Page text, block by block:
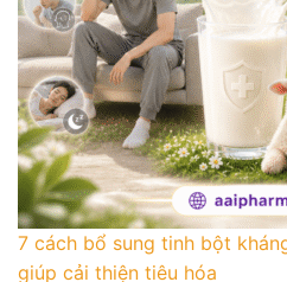
7 cách bổ sung tinh bột
giúp cải thiện tiêu hóa